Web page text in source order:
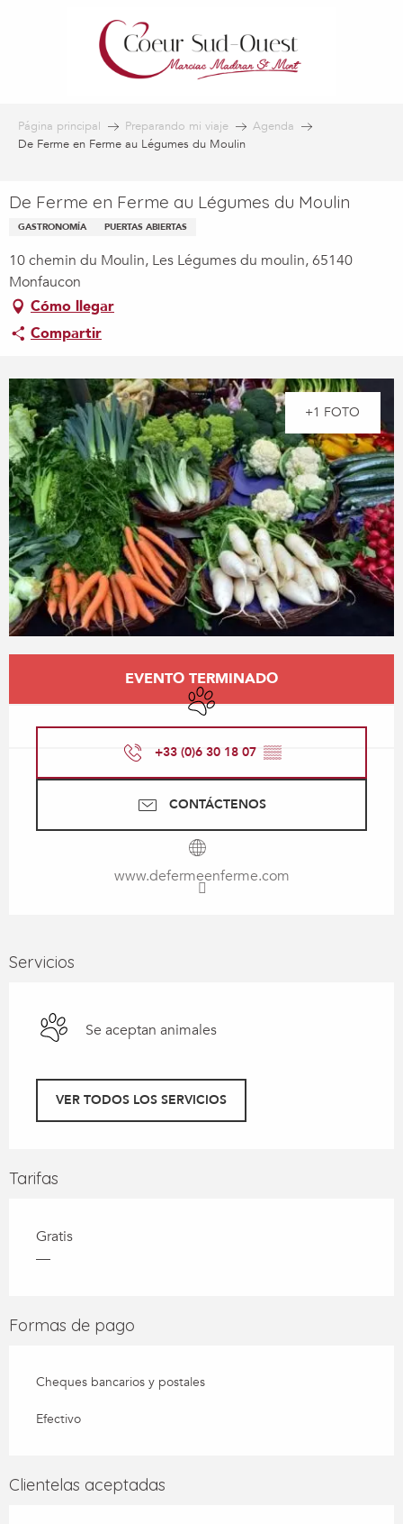
Página principal Preparando mi viaje
Agenda
De Ferme en Ferme au Légumes du Moulin
De Ferme en Ferme au Légumes du Moulin
GASTRONOMÍA PUERTAS ABIERTAS
10 chemin du Moulin, Les Légumes du moulin, 65140
Monfaucon
Cómo llegar
Compartir
+1 FOTO
EVENTO TERMINADO
Se aceptan animales
+33 (0)6 30 18 07 ▒▒
CONTÁCTENOS
www.defermeenferme.com
Servicios
Se aceptan animales
VER TODOS LOS SERVICIOS
Tarifas
Gratis
—
Formas de pago
Cheques bancarios y postales
Efectivo
Clientelas aceptadas